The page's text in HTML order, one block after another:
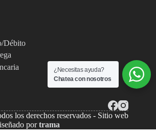
Débito
los derechos reservados - Sitio web
portrama
¿Necesitas ayuda?
Chatea con nosotros